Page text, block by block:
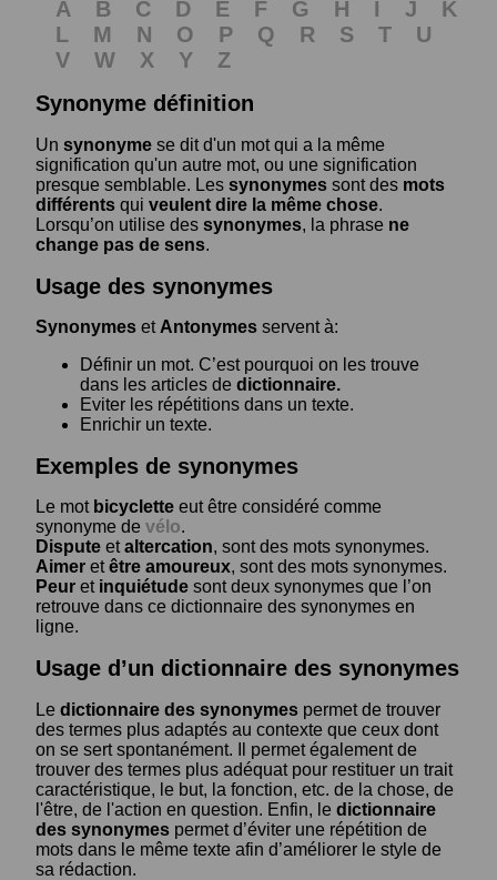
A B C D E F G H I J
K
L
M N O P Q R S T
U
V
W X Y
Z
Synonyme définition
Un synonyme se dit d'un mot qui a la même
signification qu'un autre mot, ou une signification
presque semblable. Les synonymes sont des mots
différents qui veulent dire la même chose.
Lorsqu’on utilise des synonymes, la phrase ne
change pas de sens.
Usage des synonymes
Synonymes et Antonymes servent à:
Définir un mot. C’est pourquoi on les trouve
dans les articles de dictionnaire.
Eviter les répétitions dans un texte.
Enrichir un texte.
Exemples de synonymes
Le mot bicyclette eut être considéré comme
synonyme de vélo.
Dispute etaltercation, sont des mots synonymes.
Aimer etêtre amoureux, sont des mots synonymes.
Peur et inquiétude sont deux synonymes que l’on
retrouve dans ce dictionnaire des synonymes en
ligne.
Usage d’un dictionnaire des synonymes
Le dictionnaire des synonymes permet de trouver
des termes plus adaptés au contexte que ceux dont
on se sert spontanément. Il permet également de
trouver des termes plus adéquat pour restituer un trait
caractéristique, le but, la fonction, etc. de la chose, de
l'être, de l'action en question. Enfin, le dictionnaire
des synonymes permet d’éviter une répétition de
mots dans le même texte afin d’améliorer le style de
sa rédaction.